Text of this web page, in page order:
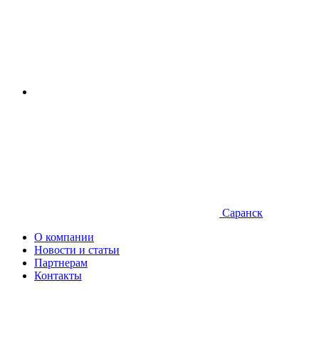
Саранск
О компании
Новости и статьи
Партнерам
Контакты